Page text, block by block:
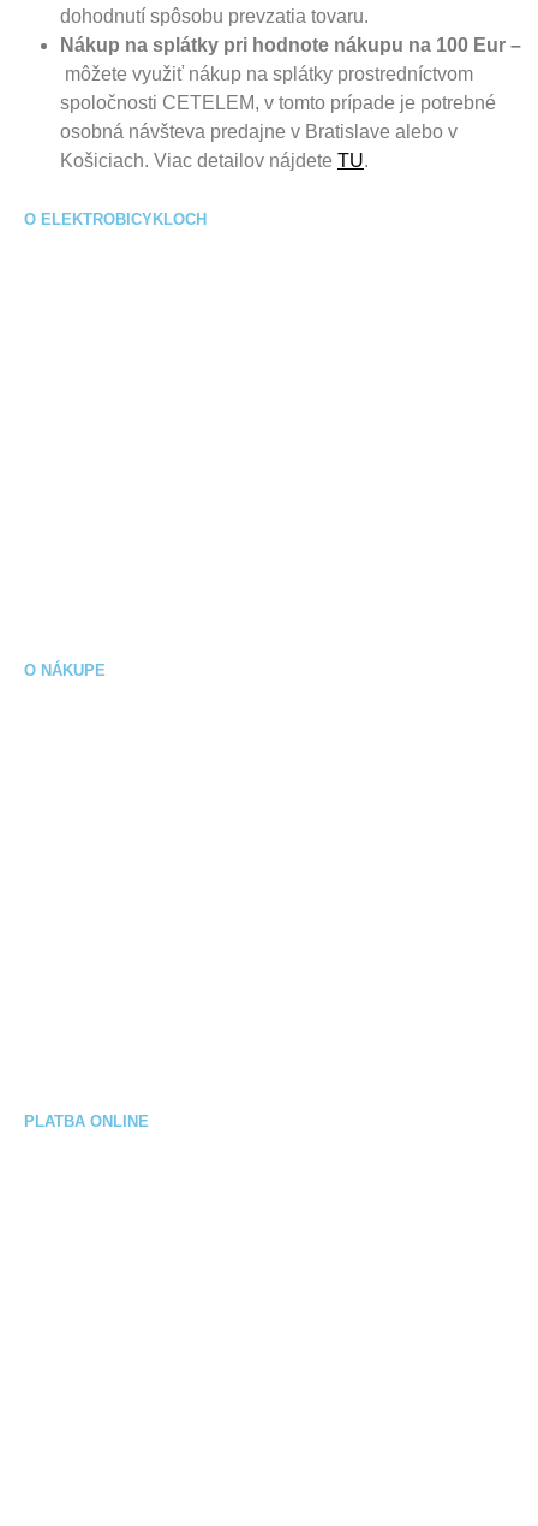
dohodnutí spôsobu prevzatia tovaru.
Nákup na splátky pri hodnote nákupu na 100 Eur –
môžete využiť nákup na splátky prostredníctvom
spoločnosti CETELEM, v tomto prípade je potrebné
osobná návšteva predajne v Bratislave alebo v
Košiciach. Viac detailov nájdete TU.
O ELEKTROBICYKLOCH
O NÁKUPE
PLATBA ONLINE